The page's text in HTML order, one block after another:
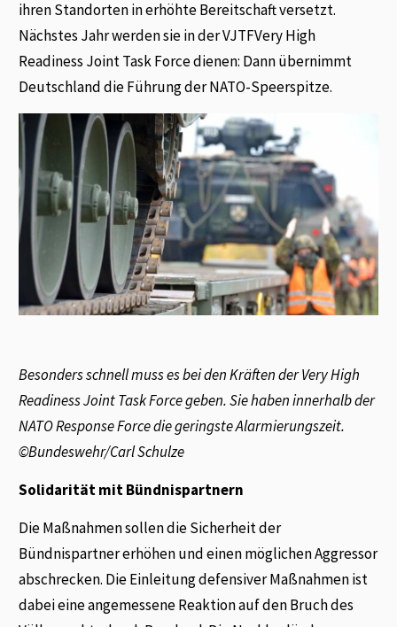
ihren Standorten in erhöhte Bereitschaft versetzt.
Nächstes Jahr werden sie in der VJTFVery High
Readiness Joint Task Force dienen: Dann übernimmt
Deutschland die Führung der NATO-Speerspitze.
Besonders schnell muss es bei den Kräften der Very High
Readiness Joint Task Force geben. Sie haben innerhalb der
NATO Response Force die geringste Alarmierungszeit.
©Bundeswehr/Carl Schulze
Solidarität mit Bündnispartnern
Die Maßnahmen sollen die Sicherheit der
Bündnispartner erhöhen und einen möglichen Aggressor
abschrecken. Die Einleitung defensiver Maßnahmen ist
dabei eine angemessene Reaktion auf den Bruch des